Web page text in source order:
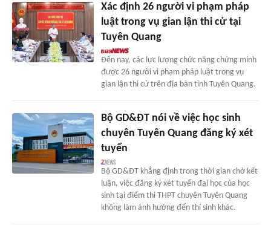
Xác định 26 người vi phạm pháp
luật trong vụ gian lận thi cử tại
Tuyên Quang
Đến nay, các lực lượng chức năng chứng minh
được 26 người vi phạm pháp luật trong vụ
gian lận thi cử trên địa bàn tỉnh Tuyên Quang.
Bộ GD&ĐT nói về việc học sinh
chuyên Tuyên Quang đăng ký xét
tuyển
Bộ GD&ĐT khẳng định trong thời gian chờ kết
luận, việc đăng ký xét tuyển đại học của học
sinh tại điểm thi THPT chuyên Tuyên Quang
không làm ảnh hưởng đến thí sinh khác.